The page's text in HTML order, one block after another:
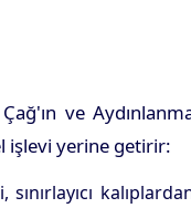
ve
işlevi yerine getirir: